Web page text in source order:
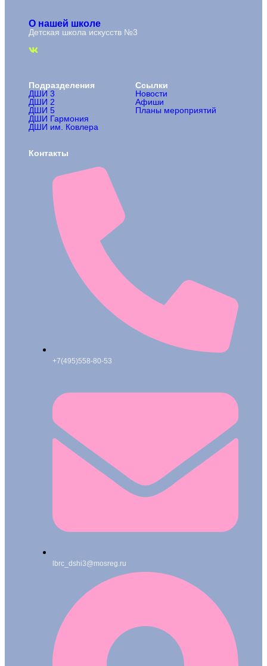
О нашей школе
Детская школа искусств №3
Подразделения
ДШИ 3
ДШИ 2
ДШИ 5
ДШИ Гармония
ДШИ им. Ковлера
Ссылки
Новости
Афиши
Планы мероприятий
Контакты
+7(495)558-80-53
lbrc_dshi3@mosreg.ru